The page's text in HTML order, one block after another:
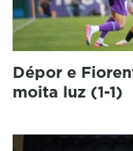
Dépor e
moita luz (1-1)